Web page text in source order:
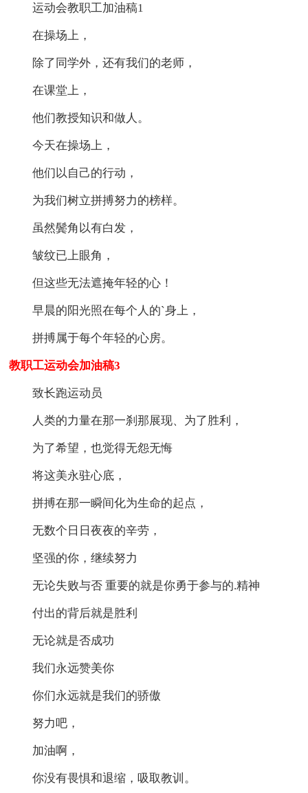
运动会教职工加油稿1
在操场上，
除了同学外，还有我们的老师，
在课堂上，
他们教授知识和做人。
今天在操场上，
他们以自己的行动，
为我们树立拼搏努力的榜样。
虽然鬓角以有白发，
皱纹已上眼角，
但这些无法遮掩年轻的心！
早晨的阳光照在每个人的`身上，
拼搏属于每个年轻的心房。
教职工运动会加油稿3
致长跑运动员
人类的力量在那一刹那展现、为了胜利，
为了希望，也觉得无怨无悔
将这美永驻心底，
拼搏在那一瞬间化为生命的起点，
无数个日日夜夜的辛劳，
坚强的你，继续努力
无论失败与否 重要的就是你勇于参与的.精神
付出的背后就是胜利
无论就是否成功
我们永远赞美你
你们永远就是我们的骄傲
努力吧，
加油啊，
你没有畏惧和退缩，吸取教训。